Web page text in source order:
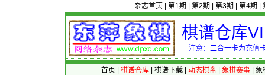
杂志首页 第1期 第2期 第3期 第4期
棋谱仓库
注意：二合一卡为充值
首页 棋谱仓库| 棋谱下载| 动态棋盘| 象棋赛事| 象